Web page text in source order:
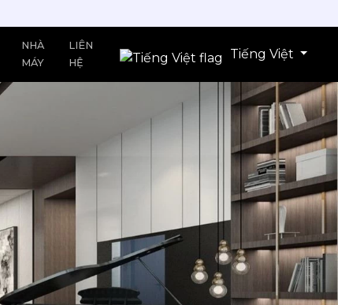
NHÀ
MÁY
LIÊN
HỆ
Tiếng Việt